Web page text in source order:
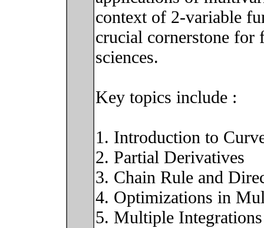
context of 2-variable
crucial cornerstone for
sciences.
Key topics include :
1. Introduction to
2. Partial Derivatives
3. Chain Rule and
4. Optimizations in
5. Multiple Integrations